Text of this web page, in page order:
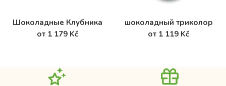
Шоколадные Клубника
от 1 179 Kč
шоколадный триколор
от 1 119 Kč